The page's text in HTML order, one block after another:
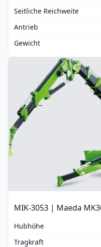
Seitliche Reichweite
Antrieb
Gewicht
MIK-3053 | Maeda
Hubhöhe
Tragkraft